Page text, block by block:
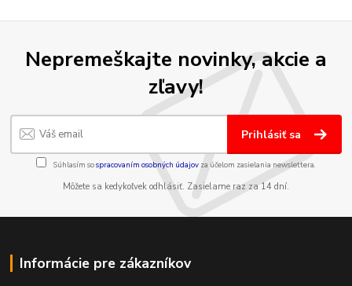
Nepremeškajte novinky, akcie a
zľavy!
Prihlásiť sa
Súhlasím sospracovaním osobných údajov za účelom zasielania newslettera.
Môžete sa kedykoľvek odhlásiť. Zasielame raz za 14 dní.
Informácie pre zákazníkov